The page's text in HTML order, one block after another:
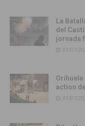
La
del
jornada
03/07/
action
01/07/